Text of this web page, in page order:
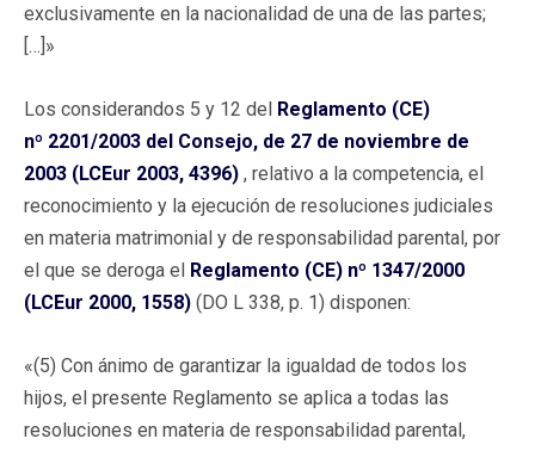
exclusivamente en la nacionalidad de una de las partes;
[…]»
Los considerandos 5 y 12 del Reglamento (CE)
nº 2201/2003 del Consejo, de 27 de noviembre de
2003 (LCEur 2003, 4396) , relativo a la competencia, el
reconocimiento y la ejecución de resoluciones judiciales
en materia matrimonial y de responsabilidad parental, por
el que se deroga el Reglamento (CE) nº 1347/2000
(LCEur 2000, 1558) (DO L 338, p. 1) disponen:
«(5) Con ánimo de garantizar la igualdad de todos los
hijos, el presente Reglamento se aplica a todas las
resoluciones en materia de responsabilidad parental,